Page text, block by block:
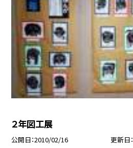
２年図工展
公開日 2010/02/16 更新日